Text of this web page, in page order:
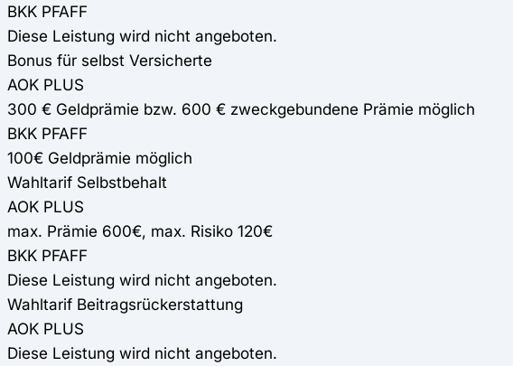
BKK PFAFF
Diese Leistung wird nicht angeboten.
Bonus für selbst Versicherte
AOK PLUS
300 € Geldprämie bzw. 600 € zweckgebundene Prämie möglich
BKK PFAFF
100€ Geldprämie möglich
Wahltarif Selbstbehalt
AOK PLUS
max. Prämie 600€, max. Risiko 120€
BKK PFAFF
Diese Leistung wird nicht angeboten.
Wahltarif Beitragsrückerstattung
AOK PLUS
Diese Leistung wird nicht angeboten.